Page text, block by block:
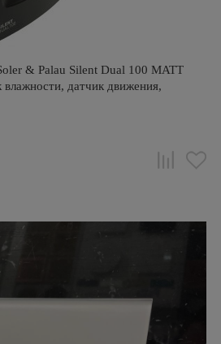
& Palau Silent Dual 100 MATT
датчик движения,